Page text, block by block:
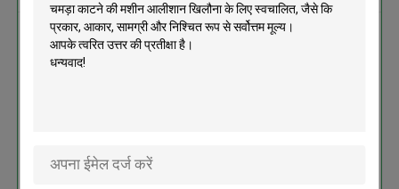
सीएनसी प्रणाली कम्प्यूटर चमड़ा काटने की